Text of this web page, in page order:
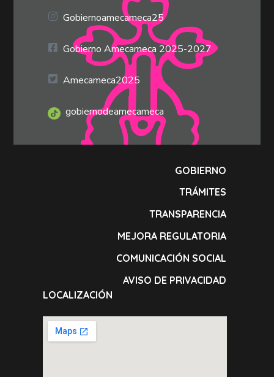
Gobiernoamecameca25
Gobierno Amecameca 2025-2027
Amecameca2025
gobiernodeamecameca
GOBIERNO
TRÁMITES
TRANSPARENCIA
MEJORA REGULATORIA
COMUNICACIÓN SOCIAL
AVISO DE PRIVACIDAD
LOCALIZACIÓN